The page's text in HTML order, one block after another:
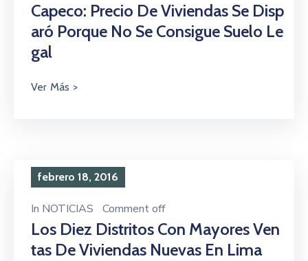
Capeco: Precio De Viviendas Se Disp
Aró Porque No Se Consigue Suelo Le
Gal
febrero 18, 2016
In NOTICIAS Comment off
Los Diez Distritos Con Mayores Ven
Tas De Viviendas Nuevas En Lima